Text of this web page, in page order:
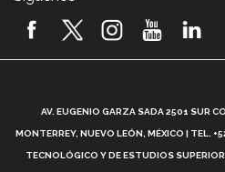
2026! (video)
¿Cómo es el Modelo
AV. EUGENIO GARZA SADA 2501 SUR
MONTERREY, NUEVO LEÓN, MÉXICO |
TECNOLÓGICO Y DE ESTUDIOS